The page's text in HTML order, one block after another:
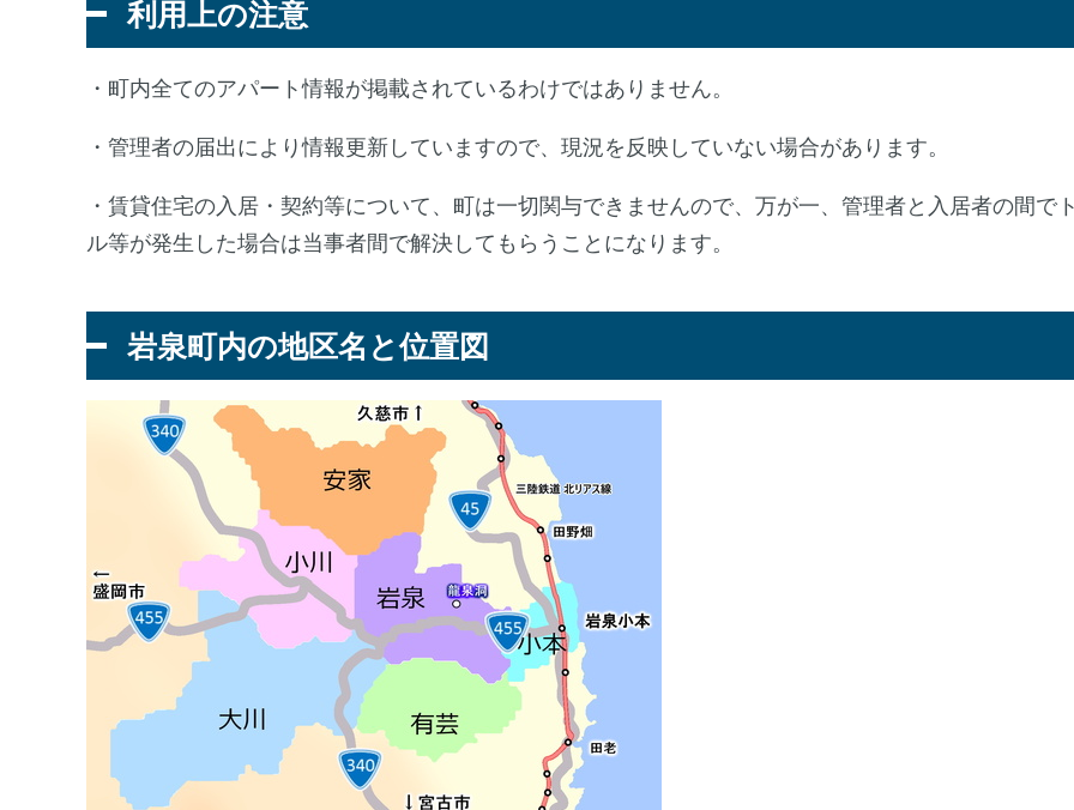
利用上の注意
・町内全てのアパート情報が掲載されているわけではありません。
・管理者の届出により情報更新していますので、現況を反映していない場合があります。
・賃貸住宅の入居・契約等について、町は一切関与できませんので、万が一、管理者と入居者の間で
ル等が発生した場合は当事者間で解決してもらうことになります。
岩泉町内の地区名と位置図